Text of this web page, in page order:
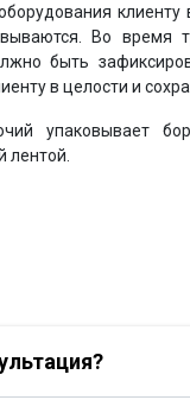
клиенту
Во время
быть
в целости и
упаковывает
лентой.